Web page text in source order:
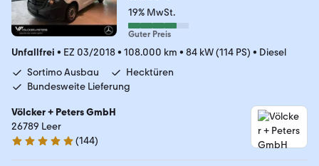
19% MwSt.
Guter Preis
Unfallfrei • EZ 03/2018• 108.000 km • 84 kW (114 PS) • Diesel
Sortimo Ausbau
Hecktüren
Bundesweite Lieferung
Völcker + Peters GmbH
26789 Leer
4.9 Sterne
(144)